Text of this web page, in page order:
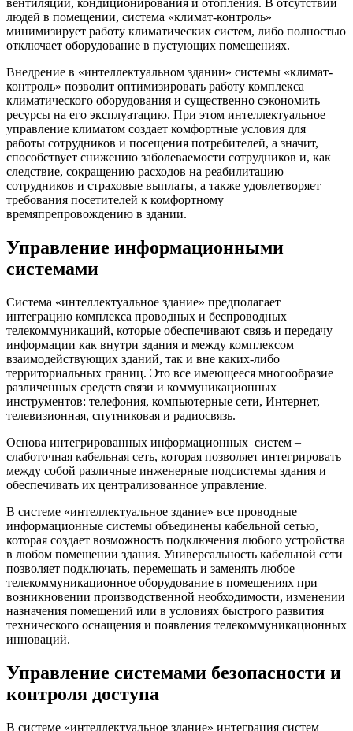
вентиляции, кондиционирования и отопления. В отсутствии
людей в помещении, система «климат-контроль»
минимизирует работу климатических систем, либо полностью
отключает оборудование в пустующих помещениях.
Внедрение в «интеллектуальном здании» системы «климат-
контроль» позволит оптимизировать работу комплекса
климатического оборудования и существенно сэкономить
ресурсы на его эксплуатацию. При этом интеллектуальное
управление климатом создает комфортные условия для
работы сотрудников и посещения потребителей, а значит,
способствует снижению заболеваемости сотрудников и, как
следствие, сокращению расходов на реабилитацию
сотрудников и страховые выплаты, а также удовлетворяет
требования посетителей к комфортному
времяпрепровождению в здании.
Управление информационными
системами
Система «интеллектуальное здание» предполагает
интеграцию комплекса проводных и беспроводных
телекоммуникаций, которые обеспечивают связь и передачу
информации как внутри здания и между комплексом
взаимодействующих зданий, так и вне каких-либо
территориальных границ. Это все имеющееся многообразие
различенных средств связи и коммуникационных
инструментов: телефония, компьютерные сети, Интернет,
телевизионная, спутниковая и радиосвязь.
Основа интегрированных информационных систем –
слаботочная кабельная сеть, которая позволяет интегрировать
между собой различные инженерные подсистемы здания и
обеспечивать их централизованное управление.
В системе «интеллектуальное здание» все проводные
информационные системы объединены кабельной сетью,
которая создает возможность подключения любого устройства
в любом помещении здания. Универсальность кабельной сети
позволяет подключать, перемещать и заменять любое
телекоммуникационное оборудование в помещениях при
возникновении производственной необходимости, изменении
назначения помещений или в условиях быстрого развития
технического оснащения и появления телекоммуникационных
инноваций.
Управление системами безопасности и
контроля доступа
В системе «интеллектуальное здание» интеграция систем